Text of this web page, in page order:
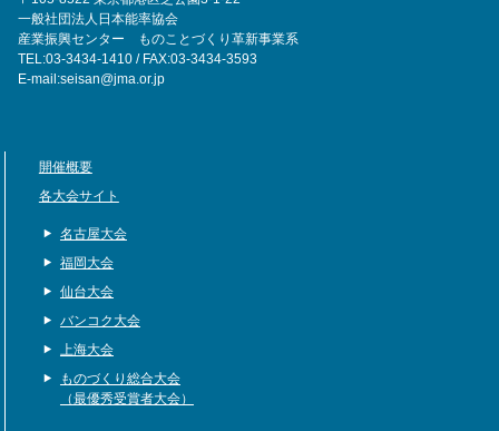
一般社団法人日本能率協会
産業振興センター ものことづくり革新事業系
TEL:03-3434-1410 / FAX:03-3434-3593
E-mail:seisan@jma.or.jp
開催概要
各大会サイト
名古屋大会
福岡大会
仙台大会
バンコク大会
上海大会
ものづくり総合大会
（最優秀受賞者大会）